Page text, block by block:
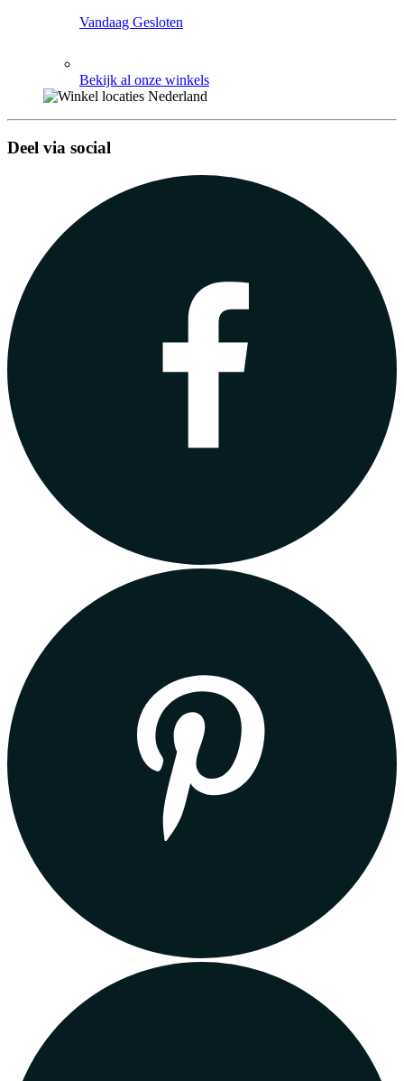
Vandaag Gesloten
Bekijk al onze winkels
Deel via social